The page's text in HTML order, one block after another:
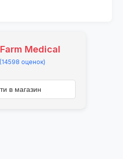
Medical
(14598 оценок)
в магазин